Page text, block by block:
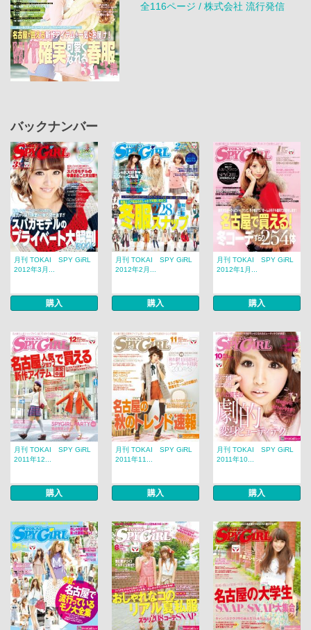
全116ページ / 株式会社 流行発信
バックナンバー
月刊 TOKAI SPY GiRL
2012年3月...
購入
月刊 TOKAI SPY GiRL
2012年2月...
購入
月刊 TOKAI SPY GiRL
2012年1月...
購入
月刊 TOKAI SPY GiRL
2011年12...
購入
月刊 TOKAI SPY GiRL
2011年11...
購入
月刊 TOKAI SPY GiRL
2011年10...
購入